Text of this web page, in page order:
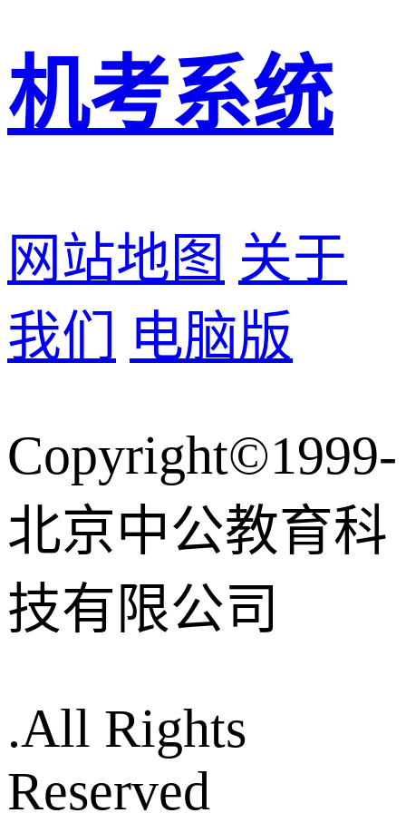
机考系统
网站地图 关于
我们
电脑版
Copyright©1999-
北京中公教育科
技有限公司
.All Rights
Reserved